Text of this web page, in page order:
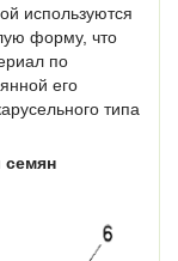
используются
форму, что
по
его
типа
семян